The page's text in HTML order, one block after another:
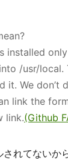
installed
/usr/local.
it. We don’t
link the
link.(Github
れてないか